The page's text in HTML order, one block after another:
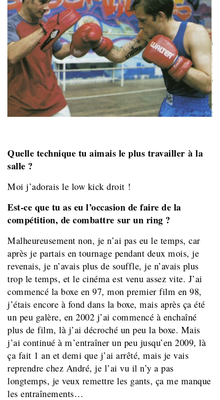
Quelle technique tu aimais le plus travailler à la
salle ?
Moi j’adorais le low kick droit !
Est-ce que tu as eu l’occasion de faire de la
compétition, de combattre sur un ring ?
Malheureusement non, je n’ai pas eu le temps, car
après je partais en tournage pendant deux mois, je
revenais, je n’avais plus de souffle, je n’avais plus
trop le temps, et le cinéma est venu assez vite. J’ai
commencé la boxe en 97, mon premier film en 98,
j’étais encore à fond dans la boxe, mais après ça été
un peu galère, en 2002 j’ai commencé à enchaîné
plus de film, là j’ai décroché un peu la boxe. Mais
j’ai continué à m’entraîner un peu jusqu’en 2009, là
ça fait 1 an et demi que j’ai arrêté, mais je vais
reprendre chez André, je l’ai vu il n’y a pas
longtemps, je veux remettre les gants, ça me manque
les entraînements…